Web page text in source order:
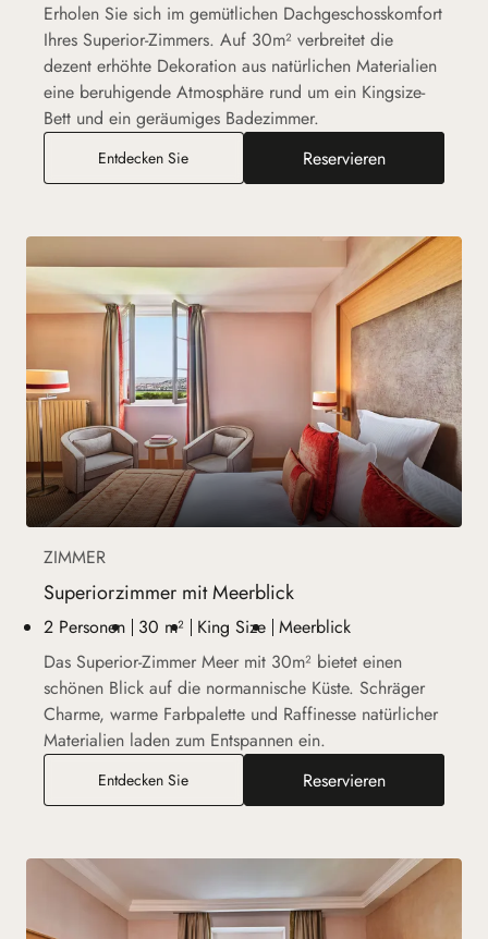
Erholen Sie sich im gemütlichen Dachgeschosskomfort
Ihres Superior-Zimmers. Auf 30m² verbreitet die
dezent erhöhte Dekoration aus natürlichen Materialien
eine beruhigende Atmosphäre rund um ein Kingsize-
Bett und ein geräumiges Badezimmer.
Entdecken SieSuperiorzimmer Reservieren
ZIMMER
Superiorzimmer mit Meerblick
2 Personen 30 m² King Size Meerblick
Das Superior-Zimmer Meer mit 30m² bietet einen
schönen Blick auf die normannische Küste. Schräger
Charme, warme Farbpalette und Raffinesse natürlicher
Materialien laden zum Entspannen ein.
Entdecken SieSuperiorzimmer mit Meerblick
Reservieren